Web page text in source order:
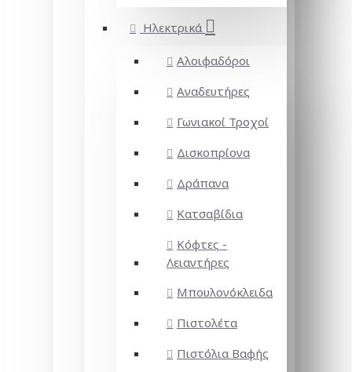
Ηλεκτρικά
Αλοιφαδόροι
Αναδευτήρες
Γωνιακοί Τροχοί
Δισκοπρίονα
Δράπανα
Κατσαβίδια
Κόφτες -
Λειαντήρες
Μπουλονόκλειδα
Πιστολέτα
Πιστόλια Βαφής